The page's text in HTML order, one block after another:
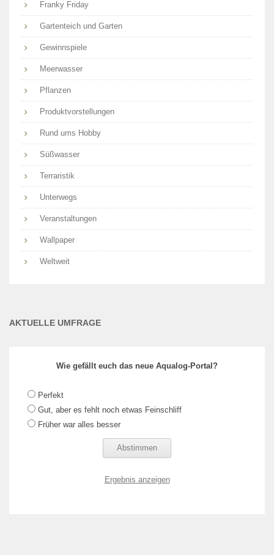
Franky Friday
Gartenteich und Garten
Gewinnspiele
Meerwasser
Pflanzen
Produktvorstellungen
Rund ums Hobby
Süßwasser
Terraristik
Unterwegs
Veranstaltungen
Wallpaper
Weltweit
AKTUELLE UMFRAGE
Wie gefällt euch das neue Aqualog-Portal?
Perfekt
Gut, aber es fehlt noch etwas Feinschliff
Früher war alles besser
Ergebnis anzeigen